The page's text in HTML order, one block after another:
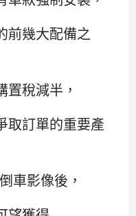
前幾大配備之
稅減半，
取訂單的重要產
車影像後，